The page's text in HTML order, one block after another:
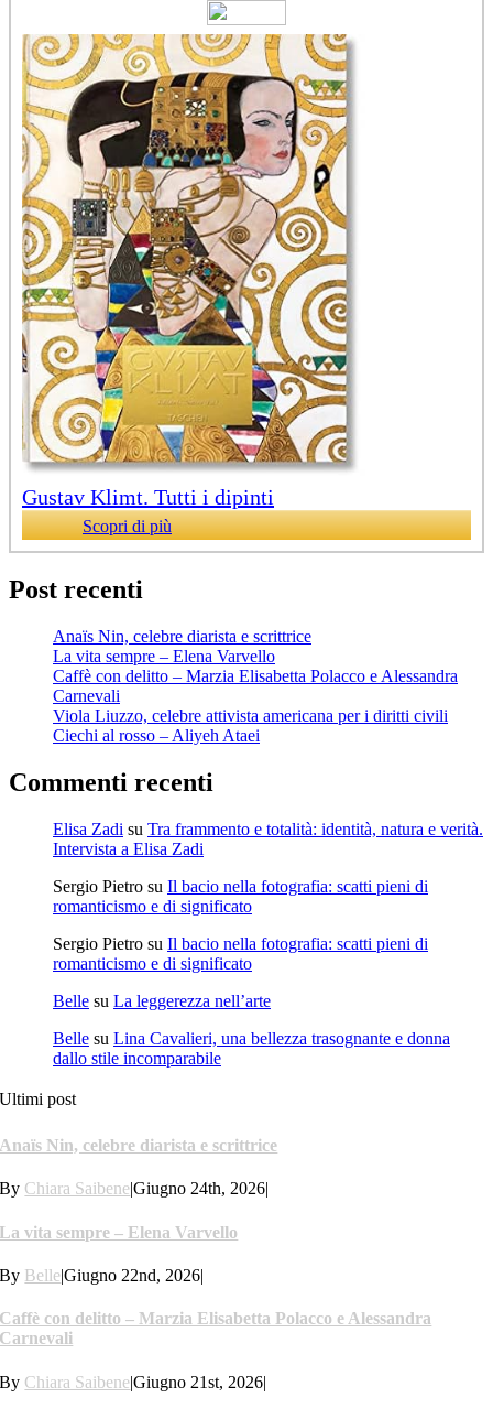
Gustav Klimt. Tutti i dipinti
Scopri di più
Post recenti
Anaïs Nin, celebre diarista e scrittrice
La vita sempre – Elena Varvello
Caffè con delitto – Marzia Elisabetta Polacco e Alessandra
Carnevali
Viola Liuzzo, celebre attivista americana per i diritti civili
Ciechi al rosso – Aliyeh Ataei
Commenti recenti
Elisa Zadi su Tra frammento e totalità: identità, natura e verità.
Intervista a Elisa Zadi
Sergio Pietro su Il bacio nella fotografia: scatti pieni di
romanticismo e di significato
Sergio Pietro su Il bacio nella fotografia: scatti pieni di
romanticismo e di significato
Belle su La leggerezza nell’arte
Belle su Lina Cavalieri, una bellezza trasognante e donna
dallo stile incomparabile
Ultimi post
Anaïs Nin, celebre diarista e scrittrice
By Chiara Saibene|Giugno 24th, 2026
La vita sempre – Elena Varvello
By Belle|Giugno 22nd, 2026|
Caffè con delitto – Marzia Elisabetta Polacco e Alessandra
Carnevali
By Chiara Saibene|Giugno 21st, 2026|